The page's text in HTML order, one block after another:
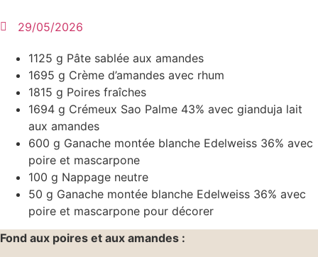
29/05/2026
1125 g Pâte sablée aux amandes
1695 g Crème d’amandes avec rhum
1815 g Poires fraîches
1694 g Crémeux Sao Palme 43% avec gianduja lait
aux amandes
600 g Ganache montée blanche Edelweiss 36% avec
poire et mascarpone
100 g Nappage neutre
50 g Ganache montée blanche Edelweiss 36% avec
poire et mascarpone pour décorer
Fond aux poires et aux amandes :